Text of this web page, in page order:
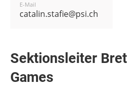
E-Mail
catalin.stafie@psi.ch
Sektionsleiter
Games